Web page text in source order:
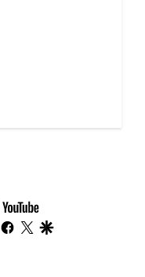
youtube-
footer
instagram
facebook
twitter